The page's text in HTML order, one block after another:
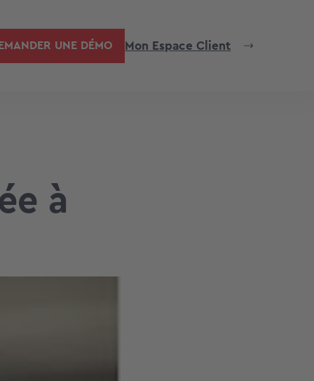
UNE DÉMO Mon Espace Client
à